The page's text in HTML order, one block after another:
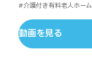
#介護付き有料老人ホーム
動画を見る